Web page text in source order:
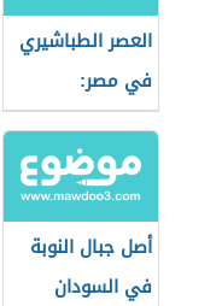
العصر الطباشيري
في مصر:
الجيولوجيا
والأحداث
أصل جبال النوبة
في السودان